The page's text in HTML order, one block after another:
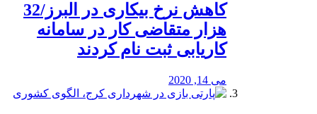
کاهش نرخ بیکاری در البرز/32
هزار متقاضی کار در سامانه
کاریابی ثبت نام کردند
می 14, 2020